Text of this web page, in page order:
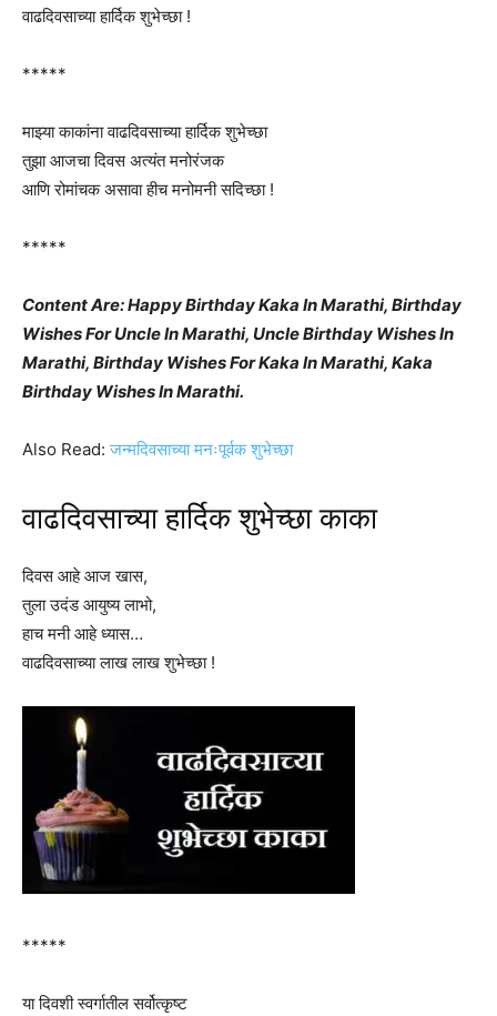
वाढदिवसाच्या हार्दिक शुभेच्छा !
*****
माझ्या काकांना वाढदिवसाच्या हार्दिक शुभेच्छा
तुझा आजचा दिवस अत्यंत मनोरंजक
आणि रोमांचक असावा हीच मनोमनी सदिच्छा !
*****
Content Are: Happy Birthday Kaka In Marathi, Birthday
Wishes For Uncle In Marathi, Uncle Birthday Wishes In
Marathi, Birthday Wishes For Kaka In Marathi, Kaka
Birthday Wishes In Marathi.
Also Read:जन्मदिवसाच्या मनःपूर्वक शुभेच्छा
वाढदिवसाच्या हार्दिक शुभेच्छा काका
दिवस आहे आज खास,
तुला उदंड आयुष्य लाभो,
हाच मनी आहे ध्यास…
वाढदिवसाच्या लाख लाख शुभेच्छा !
*****
या दिवशी स्वर्गातील सर्वोत्कृष्ट